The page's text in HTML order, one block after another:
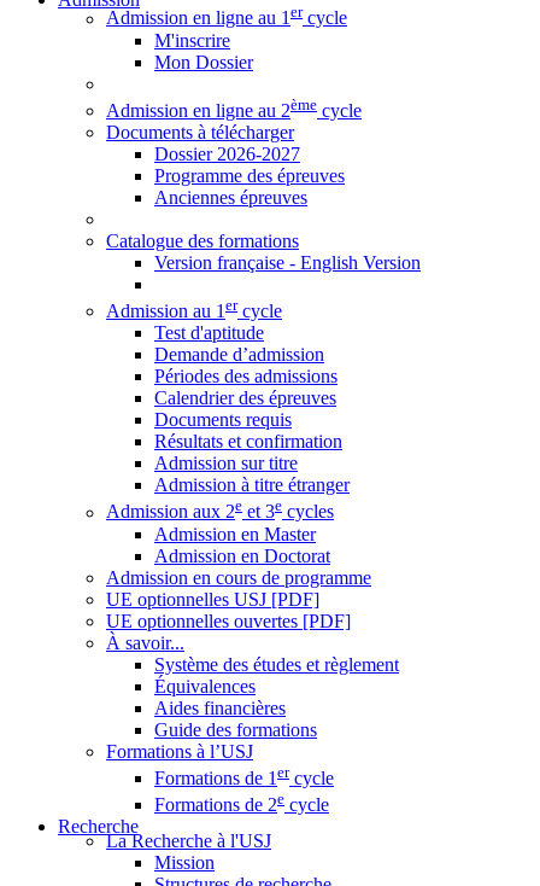
Admission en ligne au 1ercycle
M'inscrire
Mon Dossier
Admission en ligne au 2ème cycle
Documents à télécharger
Dossier 2026-2027
Programme des épreuves
Anciennes épreuves
Catalogue des formations
Version française - English Version
Admission au 1 ercycle
Test d'aptitude
Demande d’admission
Périodes des admissions
Calendrier des épreuves
Documents requis
Résultats et confirmation
Admission sur titre
Admission à titre étranger
Admission aux 2e et 3e cycles
Admission en Master
Admission en Doctorat
Admission en cours de programme
UE optionnelles USJ [PDF]
UE optionnelles ouvertes [PDF]
À savoir...
Système des études et règlement
Équivalences
Aides financières
Guide des formations
Formations à l’USJ
Formations de 1 ercycle
Formations de 2e cycle
Recherche
La Recherche à l'USJ
Mission